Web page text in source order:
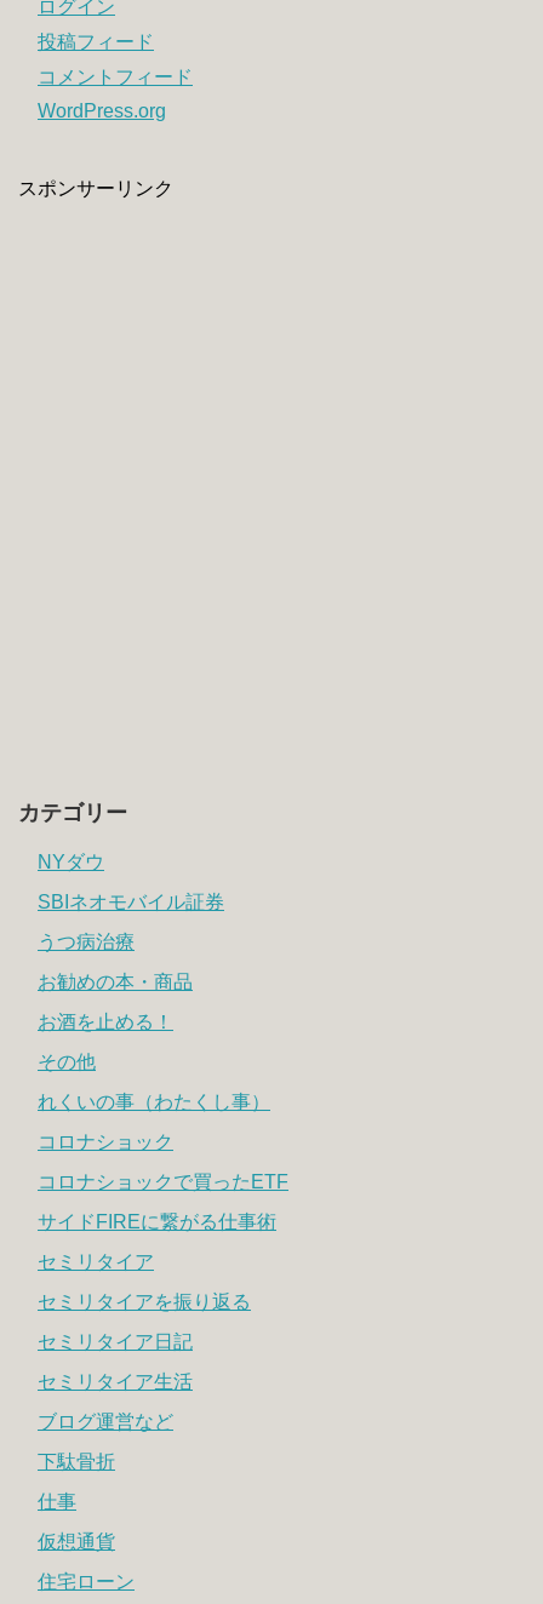
ログイン
投稿フィード
コメントフィード
WordPress.org
スポンサーリンク
カテゴリー
NYダウ
SBIネオモバイル証券
うつ病治療
お勧めの本・商品
お酒を止める！
その他
れくいの事（わたくし事）
コロナショック
コロナショックで買ったETF
サイドFIREに繋がる仕事術
セミリタイア
セミリタイアを振り返る
セミリタイア日記
セミリタイア生活
ブログ運営など
下駄骨折
仕事
仮想通貨
住宅ローン